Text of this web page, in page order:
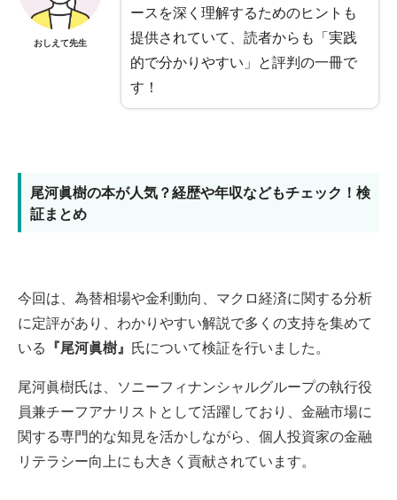
おしえて先生
ースを深く理解するためのヒントも
提供されていて、読者からも「実践
的で分かりやすい」と評判の一冊で
す！
尾河眞樹の本が人気？経歴や年収などもチェック！検
証まとめ
今回は、為替相場や金利動向、マクロ経済に関する分析
に定評があり、わかりやすい解説で多くの支持を集めて
いる
『尾河眞樹』 氏について検証を行いました。
尾河眞樹氏は、ソニーフィナンシャルグループの執行役
員兼チーフアナリストとして活躍しており、金融市場に
関する専門的な知見を活かしながら、個人投資家の金融
リテラシー向上にも大きく貢献されています。